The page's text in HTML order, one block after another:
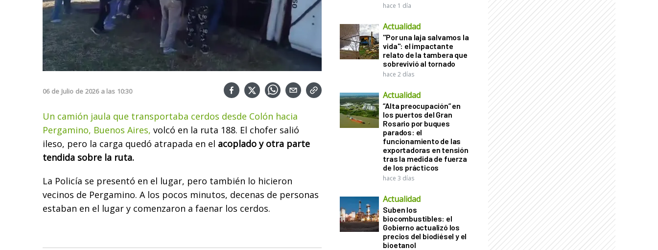
06 de Julio de 2026 a las 10:30
Un camión jaula que transportaba cerdos desde Colón hacia
Pergamino, Buenos Aires, volcó en la ruta 188. El chofer salió
ileso, pero la carga quedó atrapada en el acoplado y otra parte
tendida sobre la ruta.
La Policía se presentó en el lugar, pero también lo hicieron
vecinos de Pergamino. A los pocos minutos, decenas de personas
estaban en el lugar y comenzaron a faenar los cerdos.
hace 1 día
Actualidad
"Por una laja salvamos la
vida": el impactante
relato de la tambera que
sobrevivió al tornado
hace 2 días
Actualidad
“Alta preocupación” en
los puertos del Gran
Rosario por buques
parados: el
funcionamiento de las
exportadoras en tensión
tras la medida de fuerza
de los prácticos
hace 3 días
Actualidad
Suben los
biocombustibles: el
Gobierno actualizó los
precios del biodiésel y el
bioetanol